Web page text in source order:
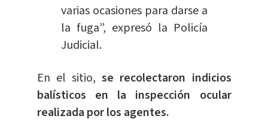
varias ocasiones para darse a
la fuga”, expresó la Policía
Judicial.
En el sitio,se recolectaron indicios
balísticos en la inspección ocular
realizada por los agentes.